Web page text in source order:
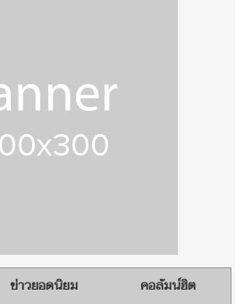
ข่าวยอดนิยม คอลัมน์ฮิต